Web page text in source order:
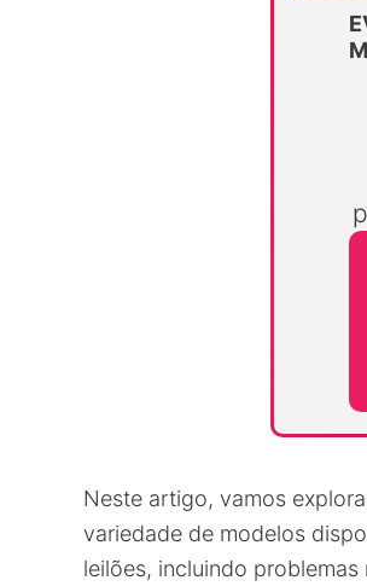
Neste artigo, vamos
variedade de modelos
leilões, incluindo